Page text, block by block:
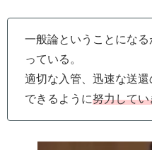
一般論ということにな
っている。
適切な入管、迅速な送
できるように努力してい